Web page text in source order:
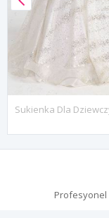
Profesyonel